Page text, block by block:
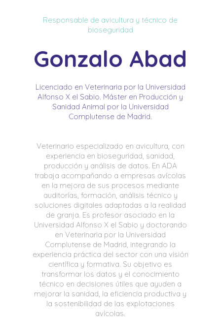
Responsable de avicultura y técnico de
bioseguridad
Gonzalo Abad
Licenciado en Veterinaria por la Universidad
Alfonso X el Sabio. Máster en Producción y
Sanidad Animal por la Universidad
Complutense de Madrid.
Veterinario especializado en avicultura, con
experiencia en bioseguridad, sanidad,
producción y análisis de datos. En ADA
trabaja acompañando a empresas avícolas
en la mejora de sus procesos mediante
auditorías, formación, análisis técnico y
soluciones digitales adaptadas a la realidad
de granja. Es profesor asociado en la
Universidad Alfonso X el Sabio y doctorando
en Veterinaria por la Universidad
Complutense de Madrid, integrando la
experiencia práctica del sector con una visión
científica y formativa. Su objetivo es
transformar los datos y el conocimiento
técnico en decisiones útiles que ayuden a
mejorar la sanidad, la eficiencia productiva y
la sostenibilidad de las explotaciones
avícolas.